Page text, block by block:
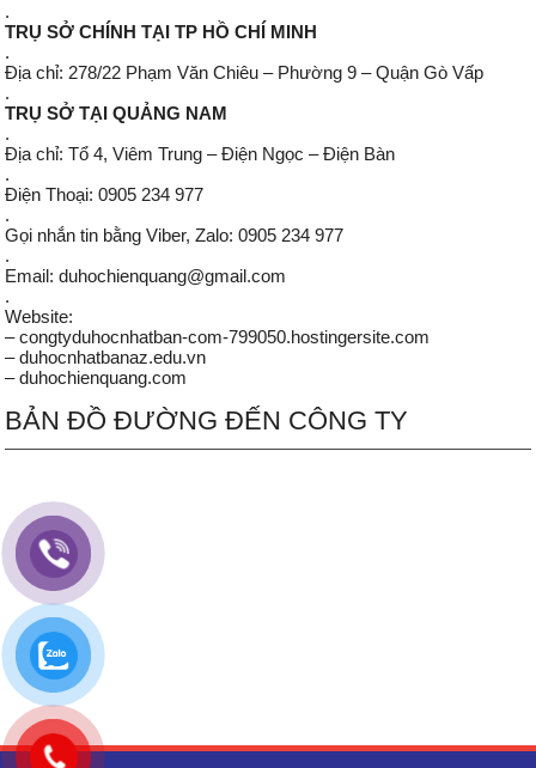
.
TRỤ SỞ CHÍNH TẠI TP HỒ CHÍ MINH
.
Địa chỉ: 278/22 Phạm Văn Chiêu – Phường 9 – Quận Gò Vấp
.
TRỤ SỞ TẠI QUẢNG NAM
.
Địa chỉ: Tổ 4, Viêm Trung – Điện Ngọc – Điện Bàn
.
Điện Thoại: 0905 234 977
.
Gọi nhắn tin bằng Viber, Zalo: 0905 234 977
.
Email: duhochienquang@gmail.com
.
Website:
– congtyduhocnhatban-com-799050.hostingersite.com
– duhocnhatbanaz.edu.vn
– duhochienquang.com
BẢN ĐỒ ĐƯỜNG ĐẾN CÔNG TY